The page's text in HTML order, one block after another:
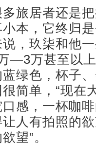
居者还是把
本，它终归
，玖柒和他
—3万甚至以
绿色，杯子
简单，“现在
感，一杯咖
人有拍照的
望”。